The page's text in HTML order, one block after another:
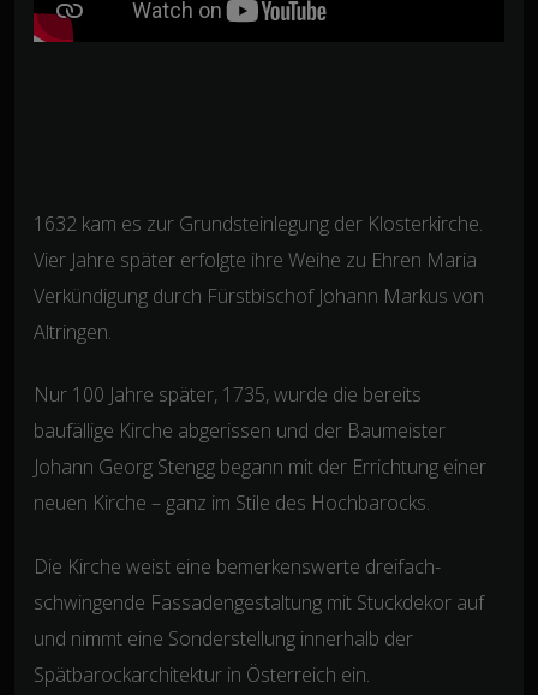
1632 kam es zur Grundsteinlegung der Klosterkirche.
Vier Jahre später erfolgte ihre Weihe zu Ehren Maria
Verkündigung durch Fürstbischof Johann Markus von
Altringen.
Nur 100 Jahre später, 1735, wurde die bereits
baufällige Kirche abgerissen und der Baumeister
Johann Georg Stengg begann mit der Errichtung einer
neuen Kirche – ganz im Stile des Hochbarocks.
Die Kirche weist eine bemerkenswerte dreifach-
schwingende Fassadengestaltung mit Stuckdekor auf
und nimmt eine Sonderstellung innerhalb der
Spätbarockarchitektur in Österreich ein.